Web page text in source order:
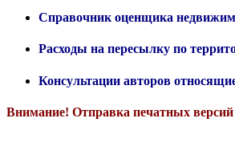
Справочник оценщика
Расходы на пересылку по
Консультации авторов
Внимание! Отправка печатных версий